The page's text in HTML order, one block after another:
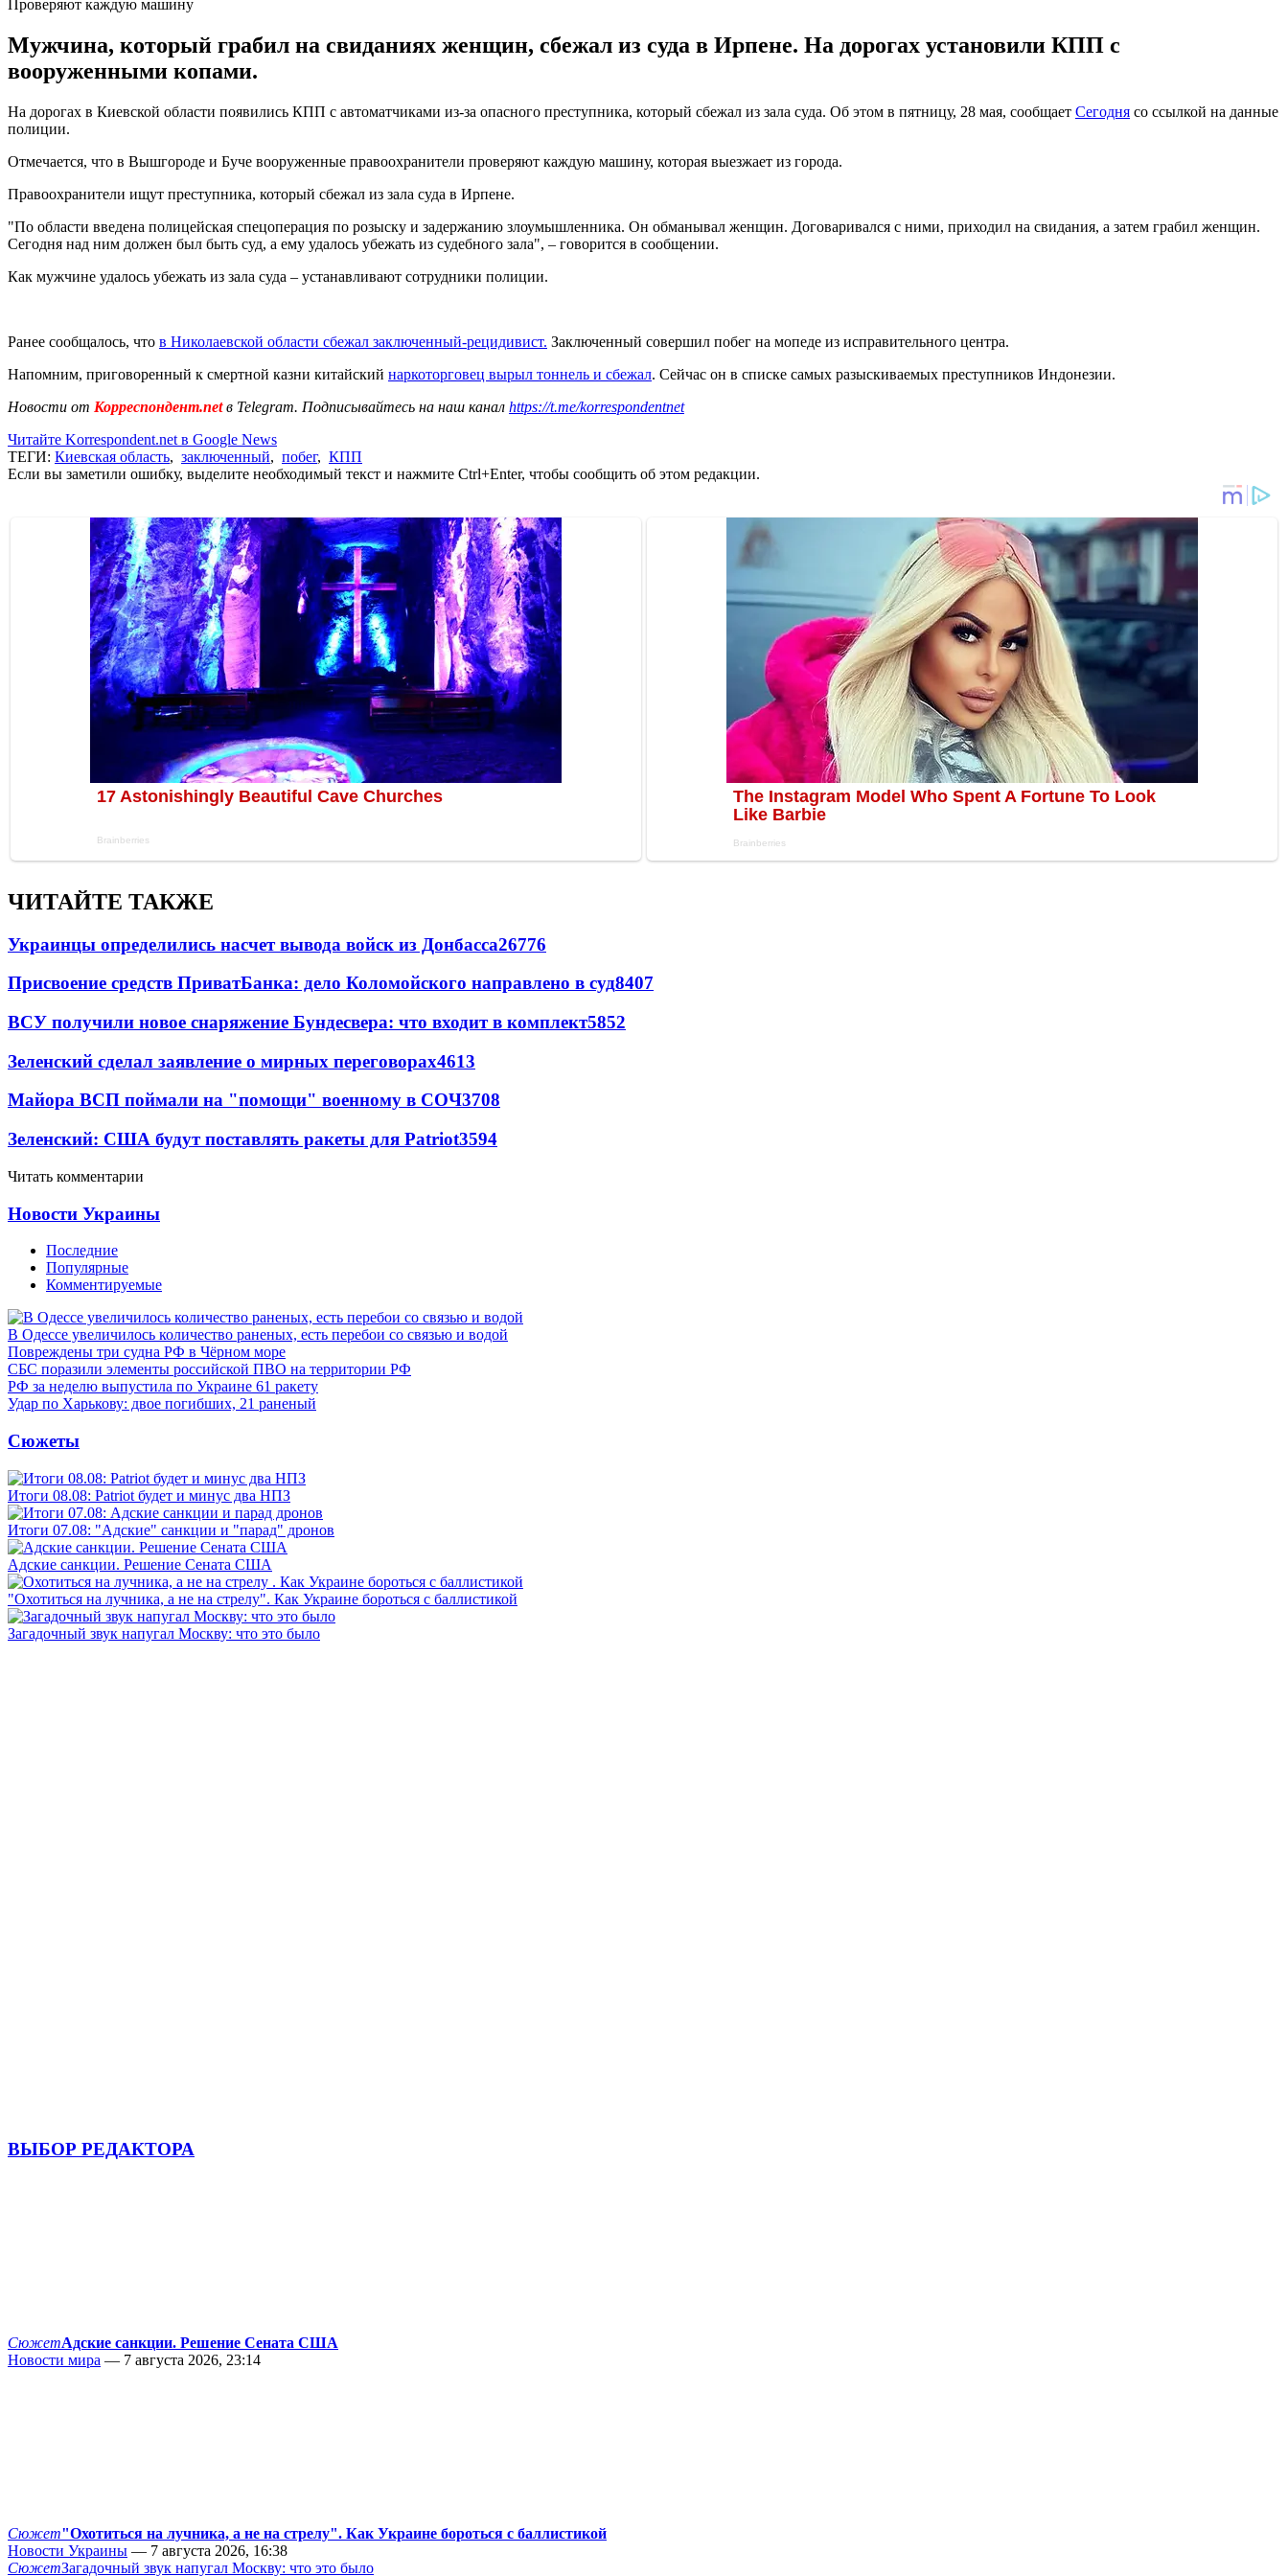
Проверяют каждую машину
Мужчина, который грабил на свиданиях женщин, сбежал из суда в Ирпене. На дорогах установили КПП с
вооруженными копами.
На дорогах в Киевской области появились КПП с автоматчиками из-за опасного преступника, который сбежал из зала суда. Об этом в пятницу, 28 мая, сообщает Сегодня со ссылкой на данные
полиции.
Отмечается, что в Вышгороде и Буче вооруженные правоохранители проверяют каждую машину, которая выезжает из города.
Правоохранители ищут преступника, который сбежал из зала суда в Ирпене.
"По области введена полицейская спецоперация по розыску и задержанию злоумышленника. Он обманывал женщин. Договаривался с ними, приходил на свидания, а затем грабил женщин.
Сегодня над ним должен был быть суд, а ему удалось убежать из судебного зала", – говорится в сообщении.
Как мужчине удалось убежать из зала суда – устанавливают сотрудники полиции.
Ранее сообщалось, что в Николаевской области сбежал заключенный-рецидивист. Заключенный совершил побег на мопеде из исправительного центра.
Напомним, приговоренный к смертной казни китайский наркоторговец вырыл тоннель и сбежал. Сейчас он в списке самых разыскиваемых преступников Индонезии.
Новости от Корреспондент.netв Telegram. Подписывайтесь на наш канал https://t.me/korrespondentnet
Читайте Korrespondent.net в Google News
ТЕГИ: Киевская область, заключенный, побег, КПП
Если вы заметили ошибку, выделите необходимый текст и нажмите Ctrl+Enter, чтобы сообщить об этом редакции.
ЧИТАЙТЕ ТАКЖЕ
Украинцы определились насчет вывода войск из Донбасса26776
Присвоение средств ПриватБанка: дело Коломойского направлено в суд8407
ВСУ получили новое снаряжение Бундесвера: что входит в комплект5852
Зеленский сделал заявление о мирных переговорах4613
Майора ВСП поймали на "помощи" военному в СОЧ3708
Зеленский: США будут поставлять ракеты для Patriot3594
Читать комментарии
Новости Украины
Последние
Популярные
Комментируемые
В Одессе увеличилось количество раненых, есть перебои со связью и водой
Повреждены три судна РФ в Чёрном море
СБС поразили элементы российской ПВО на территории РФ
РФ за неделю выпустила по Украине 61 ракету
Удар по Харькову: двое погибших, 21 раненый
Сюжеты
Итоги 08.08: Patriot будет и минус два НПЗ
Итоги 07.08: "Адские" санкции и "парад" дронов
Адские санкции. Решение Сената США
"Охотиться на лучника, а не на стрелу". Как Украине бороться с баллистикой
Загадочный звук напугал Москву: что это было
ВЫБОР РЕДАКТОРА
СюжетАдские санкции. Решение Сената США
Новости мира — 7 августа 2026, 23:14
Сюжет"Охотиться на лучника, а не на стрелу". Как Украине бороться с баллистикой
Новости Украины — 7 августа 2026, 16:38
СюжетЗагадочный звук напугал Москву: что это было